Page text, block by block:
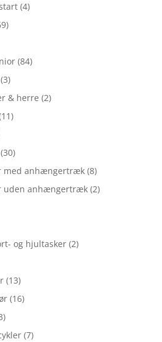
(4)
(84)
(3)
& herre (2)
(30)
med anhængertræk (8)
uden anhængertræk (2)
og hjultasker (2)
(13)
(16)
(7)